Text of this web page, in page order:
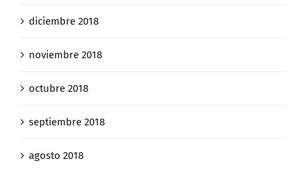
diciembre 2018
noviembre 2018
octubre 2018
septiembre 2018
agosto 2018